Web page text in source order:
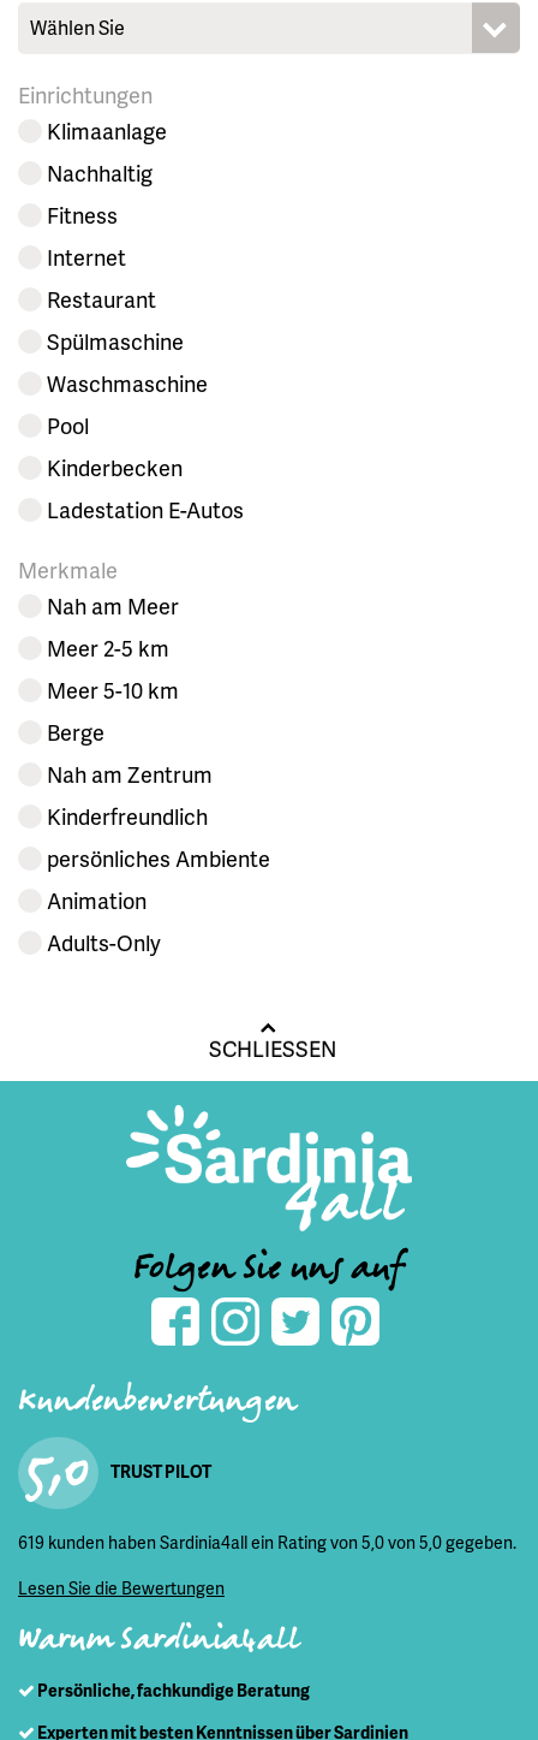
Wählen Sie
Einrichtungen
Klimaanlage
Nachhaltig
Fitness
Internet
Restaurant
Spülmaschine
Waschmaschine
Pool
Kinderbecken
Ladestation E-Autos
Merkmale
Nah am Meer
Meer 2-5 km
Meer 5-10 km
Berge
Nah am Zentrum
Kinderfreundlich
persönliches Ambiente
Animation
Adults-Only
SCHLIESSEN
Folgen Sie uns auf
Kundenbewertungen
5,0 TRUST PILOT
619 kunden haben Sardinia4all ein Rating von 5,0 von 5,0 gegeben.
Lesen Sie die Bewertungen
Warum Sardinia4all
Persönliche, fachkundige Beratung
Experten mit besten Kenntnissen über Sardinien